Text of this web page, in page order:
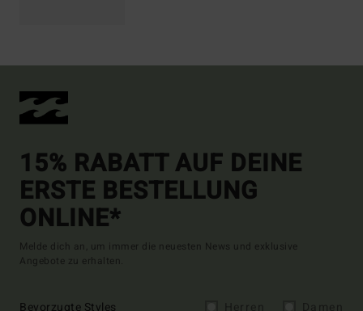
15% RABATT AUF DEINE
ERSTE BESTELLUNG
ONLINE*
Melde dich an, um immer die neuesten News und exklusive
Angebote zu erhalten.
Bevorzugte Styles